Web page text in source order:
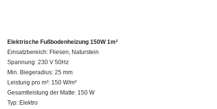
Elektrische Fußbodenheizung 150W 1m²
Einsatzbereich: Fliesen, Naturstein
Spannung: 230 V 50Hz
Min. Biegeradius: 25 mm
Leistung pro m²: 150 W/m²
Gesamtleistung der Matte: 150 W
Typ: Elektro